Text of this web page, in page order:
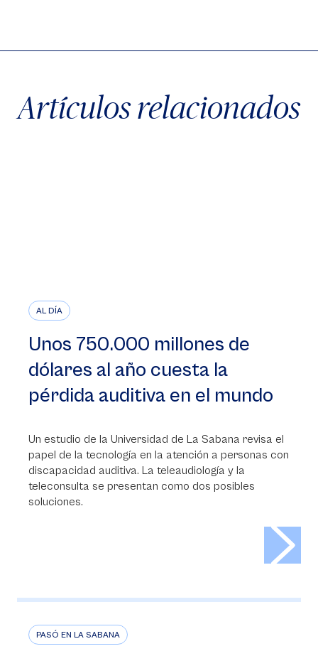
Artículos relacionados
AL DÍA
Unos 750.000 millones de
dólares al año cuesta la
pérdida auditiva en el mundo
Un estudio de la Universidad de La Sabana revisa el
papel de la tecnología en la atención a personas con
discapacidad auditiva. La teleaudiología y la
teleconsulta se presentan como dos posibles
soluciones.
PASÓ EN LA SABANA